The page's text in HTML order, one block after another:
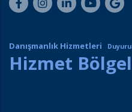
Danışmanlık Hizmetleri
Hizmet